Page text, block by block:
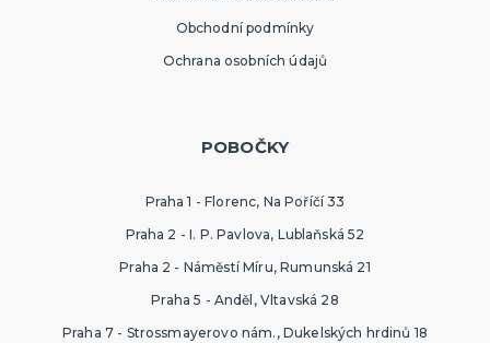
Obchodní podmínky
Ochrana osobních údajů
POBOČKY
Praha 1 - Florenc, Na Poříčí 33
Praha 2 - I. P. Pavlova, Lublaňská 52
Praha 2 - Náměstí Míru, Rumunská 21
Praha 5 - Anděl, Vltavská 28
Praha 7 - Strossmayerovo nám., Dukelských hrdinů 18